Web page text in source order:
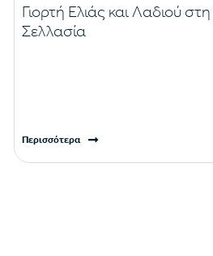
Γιορτή Ελιάς και Λαδιού στη
Σελλασία
Περισσότερα